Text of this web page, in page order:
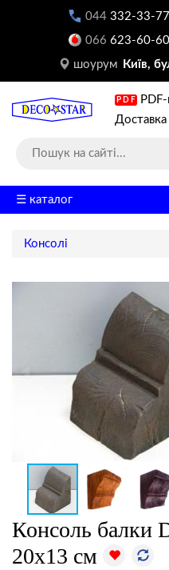
044 332-33-77
066 623-60-60
шоурум
Київ,
PDF
Доставка
☰ каталог
Консолі
Консоль балки
20х13 см